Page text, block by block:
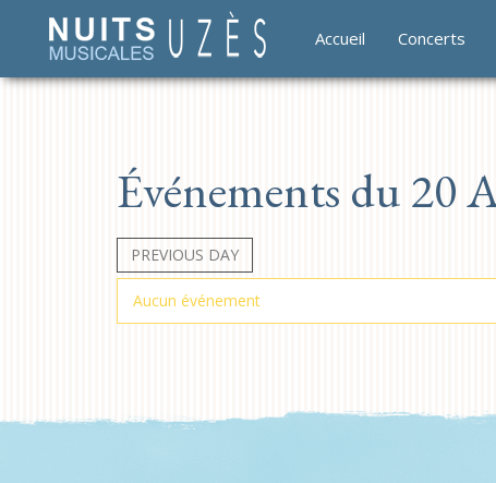
Accueil Concerts
Événements du 20
PREVIOUS DAY
Aucun événement